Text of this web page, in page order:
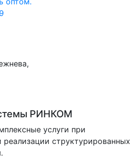
РИНКОМ
услуги при
реализации структурированных